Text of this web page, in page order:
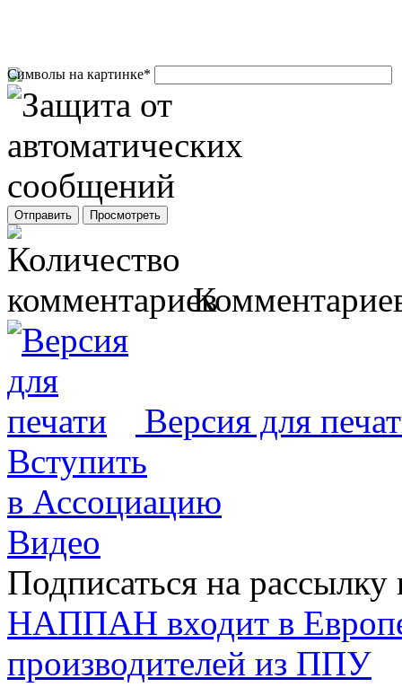
Символы на картинке*
Версия для
Вступить
в Ассоциацию
Видео
Подписаться на рассылку
НАППАН входит в
производителей из ППУ